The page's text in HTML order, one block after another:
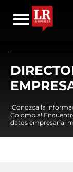
¡Conozca la
Colombia!
datos empresarial